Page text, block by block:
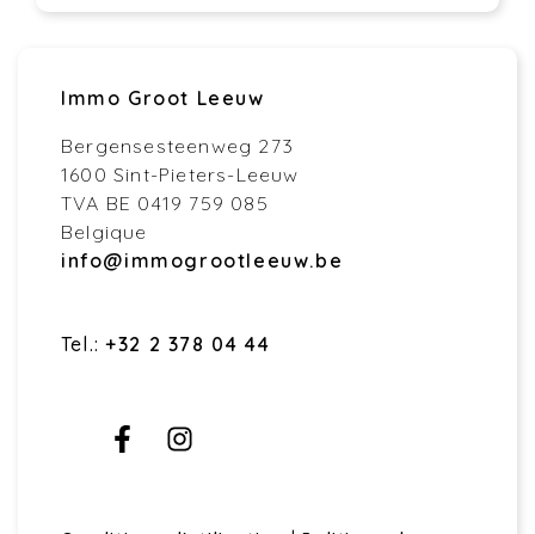
Immo Groot Leeuw
Bergensesteenweg 273
1600 Sint-Pieters-Leeuw
TVA BE 0419 759 085
Belgique
info@immogrootleeuw.be
Tel.: +32 2 378 04 44